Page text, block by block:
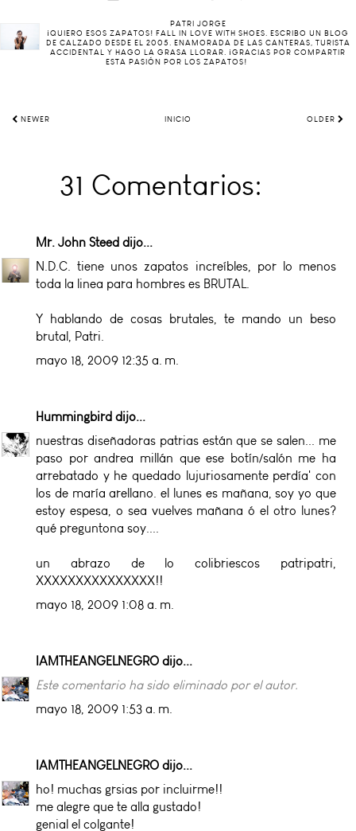
PATRI JORGE
¡QUIERO ESOS ZAPATOS! FALL IN LOVE WITH SHOES. ESCRIBO UN BLOG
DE CALZADO DESDE EL 2005. ENAMORADA DE LAS CANTERAS, TURISTA
ACCIDENTAL Y HAGO LA GRASA LLORAR. ¡GRACIAS POR COMPARTIR
ESTA PASIÓN POR LOS ZAPATOS!
NEWER INICIO OLDER
31 Comentarios:
Mr. John Steed dijo...
N.D.C. tiene unos zapatos increíbles, por lo menos
toda la linea para hombres es BRUTAL.
Y hablando de cosas brutales, te mando un beso
brutal, Patri.
mayo 18, 2009 12:35 a. m.
Hummingbird dijo...
nuestras diseñadoras patrias están que se salen... me
paso por andrea millán que ese botín/salón me ha
arrebatado y he quedado lujuriosamente perdía' con
los de maría arellano. el lunes es mañana, soy yo que
estoy espesa, o sea vuelves mañana ó el otro lunes?
qué preguntona soy....
un abrazo de lo colibriescos patripatri,
XXXXXXXXXXXXXXX!!
mayo 18, 2009 1:08 a. m.
IAMTHEANGELNEGRO dijo...
Este comentario ha sido eliminado por el autor.
mayo 18, 2009 1:53 a. m.
IAMTHEANGELNEGRO dijo...
ho! muchas grsias por incluirme!!
me alegre que te alla gustado!
genial el colgante!